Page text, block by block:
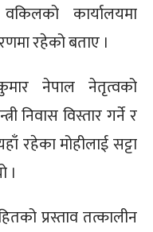
कार्यालयमा
रहेको बताए ।
नेपाल नेतृत्वको
निवास विस्तार गर्ने र
रहेका मोहीलाई सट्टा
।
प्रस्ताव तत्कालीन